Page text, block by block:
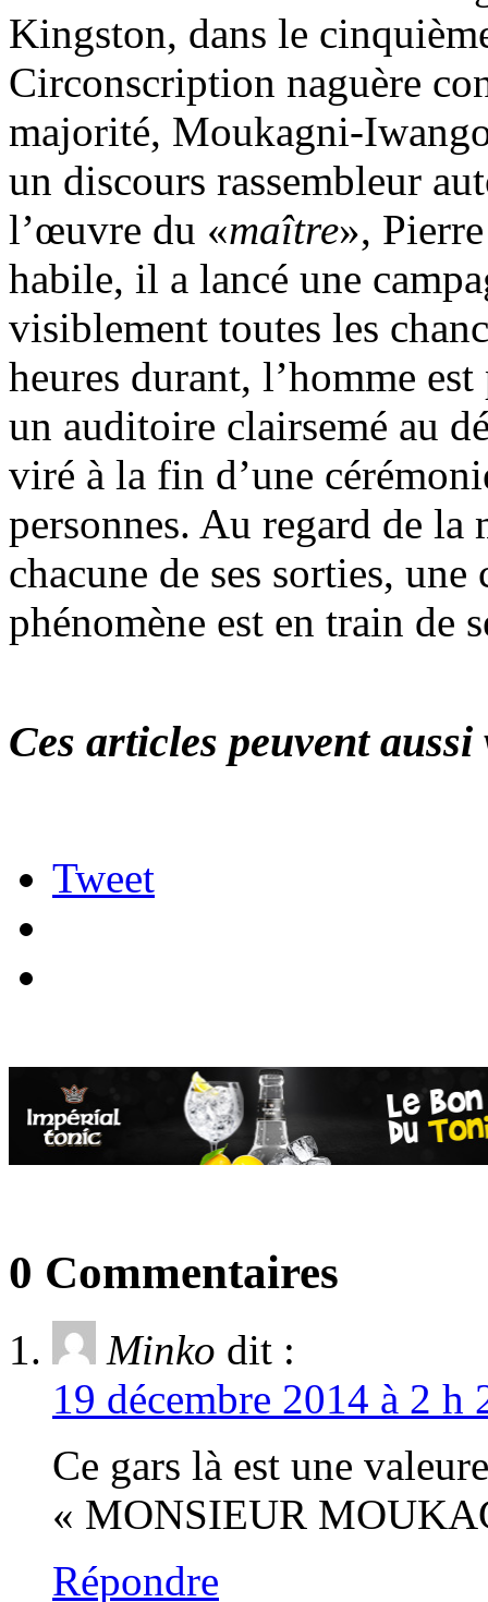
Kingston, dans le
Circonscription naguère
majorité, Moukagni-
un discours rassembleur
l’œuvre du «maître»,
habile, il a lancé une
visiblement toutes les
heures durant, l’homme
un auditoire clairsemé au
viré à la fin d’une
personnes. Au regard de la
chacune de ses sorties,
phénomène est en train de
Ces articles peuvent
Tweet
0 Commentaires
Minko dit :
19 décembre 2014 à 2
Ce gars là est une
« MONSIEUR
Répondre